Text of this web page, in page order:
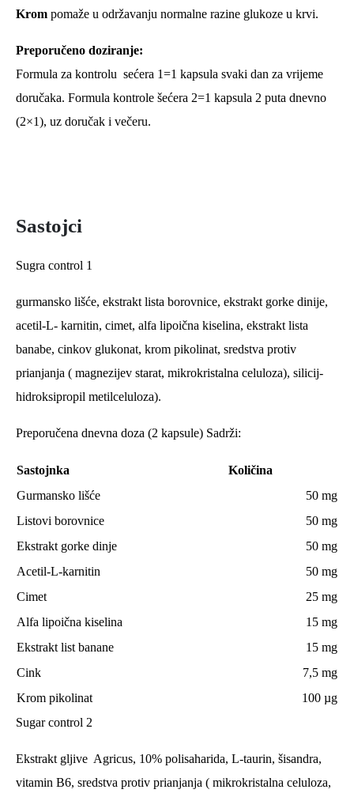
Krom pomaže u održavanju normalne razine glukoze u krvi.
Preporučeno doziranje:
Formula za kontrolu sećera 1=1 kapsula svaki dan za vrijeme
doručaka. Formula kontrole šećera 2=1 kapsula 2 puta dnevno
(2×1), uz doručak i večeru.
Sastojci
Sugra control 1
gurmansko lišće, ekstrakt lista borovnice, ekstrakt gorke dinije,
acetil-L- karnitin, cimet, alfa lipoična kiselina, ekstrakt lista
banabe, cinkov glukonat, krom pikolinat, sredstva protiv
prianjanja ( magnezijev starat, mikrokristalna celuloza), silicij-
hidroksipropil metilceluloza).
Preporučena dnevna doza (2 kapsule) Sadrži:
Sastojnka
Količina
Gurmansko lišće
50 mg
Listovi borovnice
50 mg
Ekstrakt gorke dinje
50 mg
Acetil-L-karnitin
50 mg
Cimet
25 mg
Alfa lipoična kiselina
15 mg
Ekstrakt list banane
15 mg
Cink
7,5 mg
Krom pikolinat
100 µg
Sugar control 2
Ekstrakt gljive Agricus, 10% polisaharida, L-taurin, šisandra,
vitamin B6, sredstva protiv prianjanja ( mikrokristalna celuloza,
Primite 10% popusta na
cijelu kupnju
Prijavite se i već danas ostvarite ekskluzivan pristup
Prijavom na e-novosti slažete se s Općim uvjetima poslovanja.
Popusti se ne zbrajaju i ne vrijede za proizvode koji su već na
akciji.